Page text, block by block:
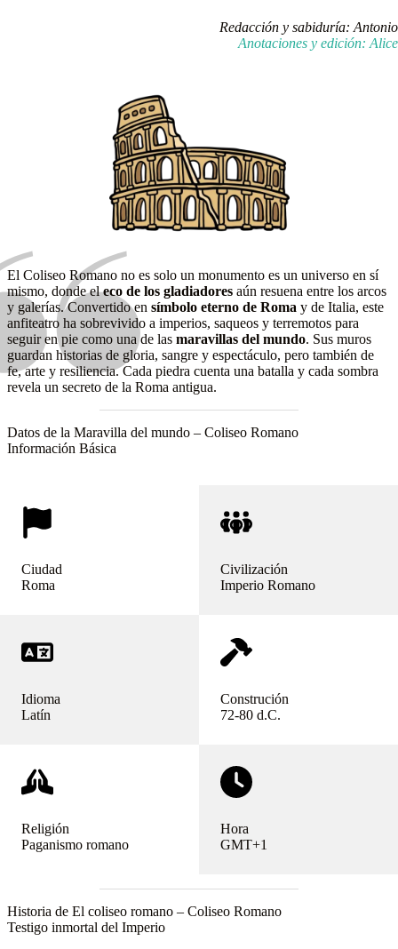
Redacción y sabiduría: Antonio
Anotaciones y edición: Alice
El Coliseo Romano no es solo un monumento es un universo en sí
mismo, donde eleco de los gladiadores aún resuena entre los arcos
y galerías. Convertido en símbolo eterno de Roma y de Italia, este
anfiteatro ha sobrevivido a imperios, saqueos y terremotos para
seguir en pie como una de las maravillas del mundo. Sus muros
guardan historias de gloria, sangre y espectáculo, pero también de
fe, arte y resiliencia. Cada piedra cuenta una batalla y cada sombra
revela un secreto de la Roma antigua.
Datos de la Maravilla del mundo – Coliseo Romano
Información Básica
Ciudad
Roma
Civilización
Imperio Romano
Construción
72-80 d.C.
Idioma
Latín
Religión
Paganismo romano
Hora
GMT+1
Historia de El coliseo romano – Coliseo Romano
Testigo inmortal del Imperio